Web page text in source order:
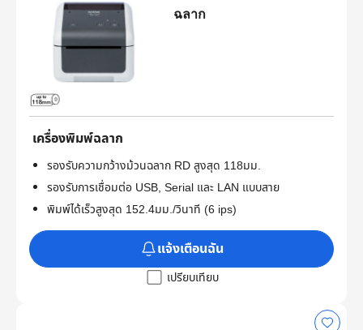
ฉลาก
เครื่องพิมพ์ฉลาก
รองรับความกว้างม้วนฉลาก RD สูงสุด 118มม.
รองรับการเชื่อมต่อ USB, Serial และ LAN แบบสาย
พิมพ์ได้เร็วสูงสุด 152.4มม./วินาที (6 ips)
แจ้งเตือนฉัน
เปรียบเทียบ